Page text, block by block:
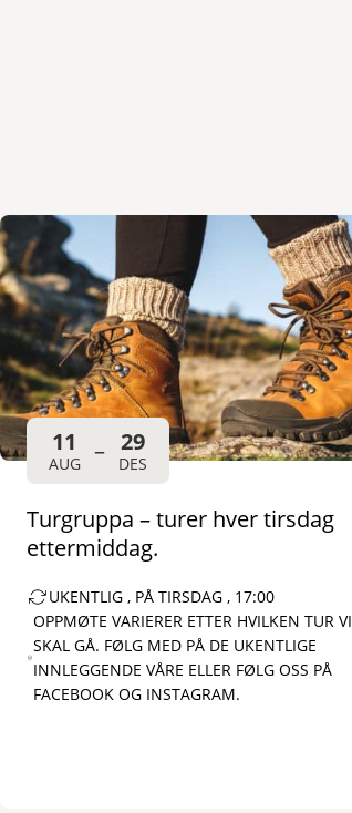
11
AUG – 29
DES
Turgruppa – turer hver tirsdag
ettermiddag.
UKENTLIG , PÅ TIRSDAG , 17:00
OPPMØTE VARIERER ETTER HVILKEN TUR VI
SKAL GÅ. FØLG MED PÅ DE UKENTLIGE
INNLEGGENDE VÅRE ELLER FØLG OSS PÅ
FACEBOOK OG INSTAGRAM.